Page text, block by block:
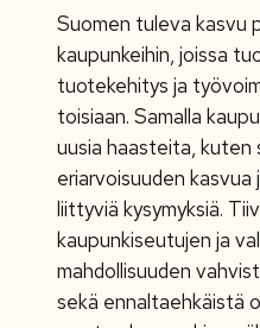
Suomen tuleva kasvu
kaupunkeihin, joissa
tuotekehitys ja
toisiaan. Samalla
uusia haasteita, kuten
eriarvoisuuden
liittyviä kysymyksiä.
kaupunkiseutujen ja
mahdollisuuden
sekä ennaltaehkäistä